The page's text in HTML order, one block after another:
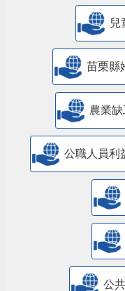
兒
苗栗縣
農業缺
公職人員利
公